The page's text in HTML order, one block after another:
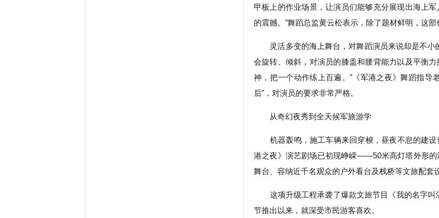
甲板上的作业场景，让演员们能够充分展现出海上
的震撼。”舞蹈总监黄云松表示，除了题材鲜明，这
灵活多变的海上舞台，对舞蹈演员来说却是不小
会旋转、倾斜，对演员的膝盖和腰背能力以及平衡
神，把一个动作练上百遍。”《军港之夜》舞蹈指导
后”，对演员的要求非常严格。
从奇幻夜秀到全天候军旅游学
机器轰鸣，施工车辆来回穿梭，昼夜不息的建
港之夜》演艺剧场已初现峥嵘——50米高灯塔外形的
舞台、容纳近千名观众的户外看台及栈桥等文旅配套
这项升级工程承袭了爆款文旅节目《我的名字叫
节推出以来，就深受市民游客喜欢。